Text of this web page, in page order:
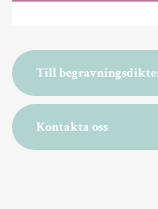
Till
Kontakta oss